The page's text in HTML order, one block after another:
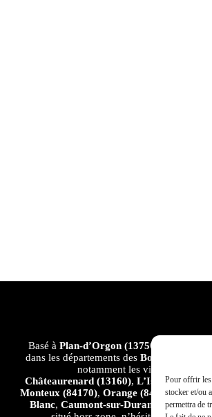
Pour offrir les
stocker et/ou
permettra de
Basé à Plan-d’Orgon (13750)
,
dans les départements des Bouches-du-
notamment les villes et villages
Châteaurenard (13160), L’Isle-sur-la-
Monteux (84170), Orange (84100),Salon-
Blanc, Caumont-sur-Durance ,Eyragues